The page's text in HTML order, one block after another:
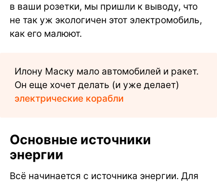
в ваши розетки, мы пришли к выводу, что
не так уж экологичен этот электромобиль,
как его малюют.
Илону Маску мало автомобилей и ракет.
Он еще хочет делать (и уже делает)
электрические корабли
Основные источники
энергии
Всё начинается с источника энергии. Для